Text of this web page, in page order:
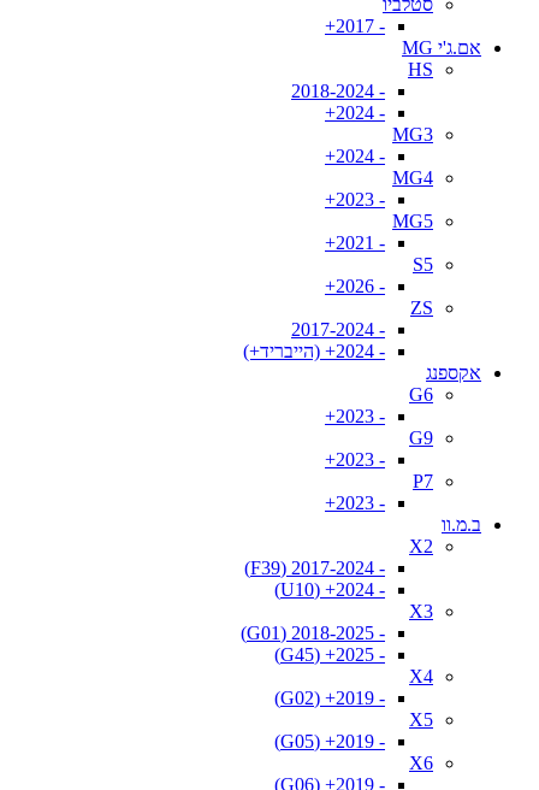
סטלביו
- 2017+
אם.ג'י MG
HS
- 2018-2024
- 2024+
MG3
- 2024+
MG4
- 2023+
MG5
- 2021+
S5
- 2026+
ZS
- 2017-2024
- 2024+ (הייבריד+)
אקספנג
G6
- 2023+
G9
- 2023+
P7
- 2023+
ב.מ.וו
X2
- 2017-2024 (F39)
- 2024+ (U10)
X3
- 2018-2025 (G01)
- 2025+ (G45)
X4
- 2019+ (G02)
X5
- 2019+ (G05)
X6
- 2019+ (G06)